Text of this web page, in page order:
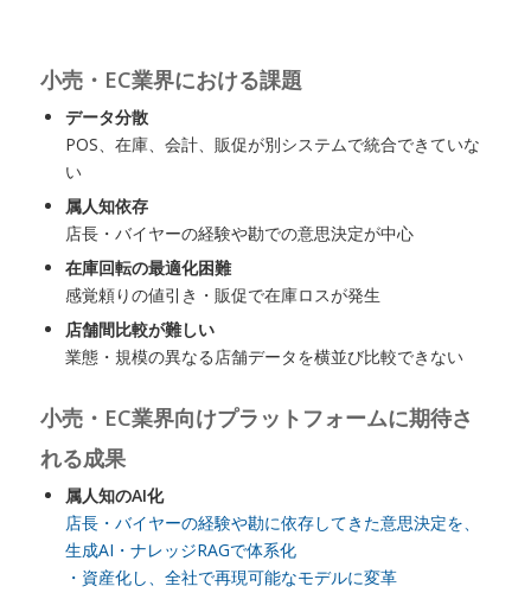
小売・EC業界における課題
データ分散
POS、在庫、会計、販促が別システムで統合できていな
い
属人知依存
店長・バイヤーの経験や勘での意思決定が中心
在庫回転の最適化困難
感覚頼りの値引き・販促で在庫ロスが発生
店舗間比較が難しい
業態・規模の異なる店舗データを横並び比較できない
小売・EC業界向けプラットフォームに期待さ
れる成果
属人知のAI化
店長・バイヤーの経験や勘に依存してきた意思決定を、
生成AI・ナレッジRAGで体系化
・資産化し、全社で再現可能なモデルに変革